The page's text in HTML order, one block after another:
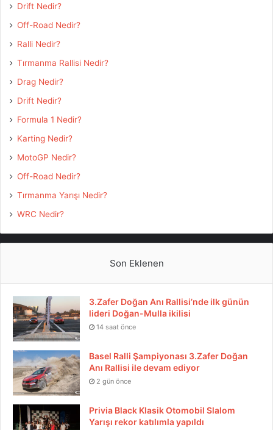
Drift Nedir?
Off-Road Nedir?
Ralli Nedir?
Tırmanma Rallisi Nedir?
Drag Nedir?
Drift Nedir?
Formula 1 Nedir?
Karting Nedir?
MotoGP Nedir?
Off-Road Nedir?
Tırmanma Yarışı Nedir?
WRC Nedir?
Son Eklenen
3.Zafer Doğan Anı Rallisi’nde ilk günün
lideri Doğan-Mulla ikilisi
14 saat önce
Basel Ralli Şampiyonası 3.Zafer Doğan
Anı Rallisi ile devam ediyor
2 gün önce
Privia Black Klasik Otomobil Slalom
Yarışı rekor katılımla yapıldı